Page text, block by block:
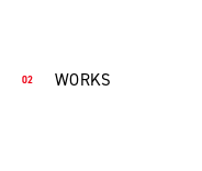
WORKS